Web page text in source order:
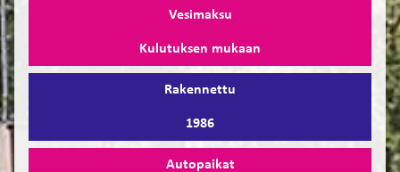
Vesimaksu
Kulutuksen mukaan
Rakennettu
1986
Autopaikat